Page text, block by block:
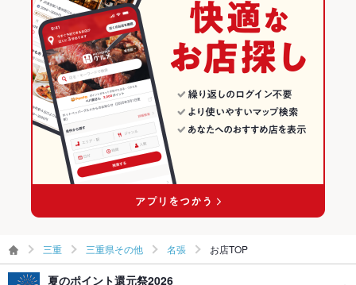
お子様連れ お子様連れ不可
ウェディン
グパーティ
ー二次会
－
お祝い・サ
プライズ対
可
－
名張駅 × 創作
三重 × 創作
名張のグルメランキング
名張の居酒屋ランキング
三重 三重県その他 名張 お店TOP
夏のポイント還元祭2026